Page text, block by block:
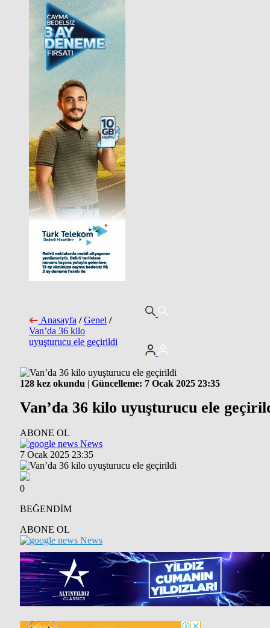
Anasayfa / Genel /
Van’da 36 kilo
uyuşturucu ele geçirildi
128 kez okundu | Güncelleme: 7 Ocak 2025 23:35
Van’da 36 kilo uyuşturucu ele
ABONE OL
News
7 Ocak 2025 23:35
0
BEĞENDİM
ABONE OL
News